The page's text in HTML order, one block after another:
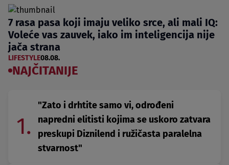
7 rasa pasa koji imaju veliko srce, ali mali IQ:
Voleće vas zauvek, iako im inteligencija nije
jača strana
LIFESTYLE08.08.
NAJČITANIJE
1.
"Zato i drhtite samo vi, odrođeni
napredni elitisti kojima se uskoro zatvara
preskupi Diznilend i ružičasta paralelna
stvarnost"